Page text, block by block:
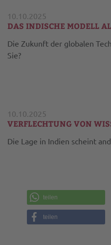
10.10.2025
DAS INDISCHE MODELL
Die Zukunft der globalen
Sie?
10.10.2025
VERFLECHTUNG VON
Die Lage in Indien scheint
teilen
teilen